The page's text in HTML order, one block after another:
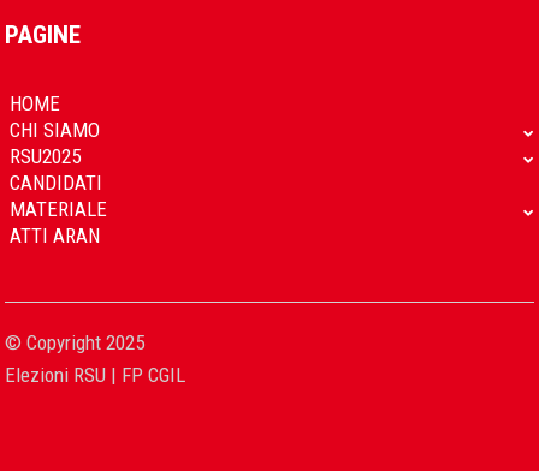
PAGINE
HOME
CHI SIAMO
RSU2025
CANDIDATI
MATERIALE
ATTI ARAN
© Copyright 2025
Elezioni RSU | FP CGIL